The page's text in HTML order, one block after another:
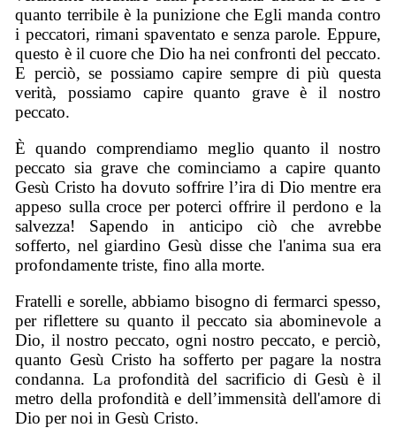
quanto terribile è la punizione che Egli manda contro
i peccatori, rimani spaventato e senza parole. Eppure,
questo è il cuore che Dio ha nei confronti del peccato.
E perciò, se possiamo capire sempre di più questa
verità, possiamo capire quanto grave è il nostro
peccato.
È quando comprendiamo meglio quanto il nostro
peccato sia grave che cominciamo a capire quanto
Gesù Cristo ha dovuto soffrire l’ira di Dio mentre era
appeso sulla croce per poterci offrire il perdono e la
salvezza! Sapendo in anticipo ciò che avrebbe
sofferto, nel giardino Gesù disse che l'anima sua era
profondamente triste, fino alla morte.
Fratelli e sorelle, abbiamo bisogno di fermarci spesso,
per riflettere su quanto il peccato sia abominevole a
Dio, il nostro peccato, ogni nostro peccato, e perciò,
quanto Gesù Cristo ha sofferto per pagare la nostra
condanna. La profondità del sacrificio di Gesù è il
metro della profondità e dell’immensità dell'amore di
Dio per noi in Gesù Cristo.